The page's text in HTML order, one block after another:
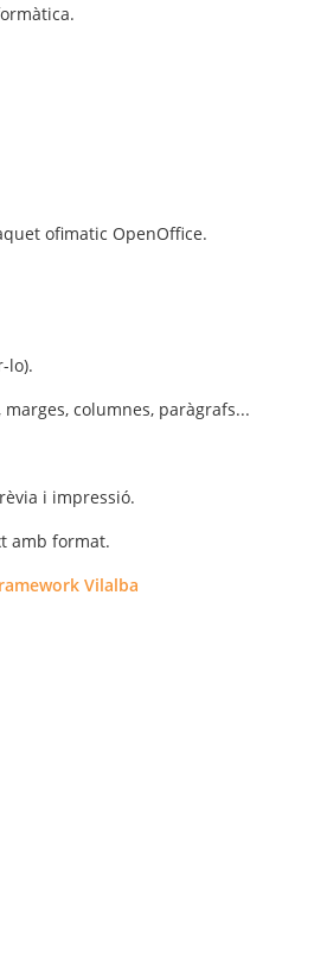
ofimatic OpenOffice.
lo).
columnes, paràgrafs...
i impressió.
amb format.
Vilalba